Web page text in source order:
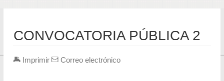
CONVOCATORIA PÚBLICA 2
Imprimir Correo electrónico